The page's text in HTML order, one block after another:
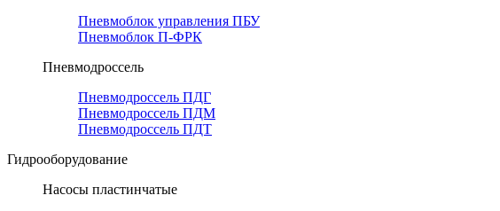
Пневмоблок управления ПБУ
Пневмоблок П-ФРК
Пневмодроссель
Пневмодроссель ПДГ
Пневмодроссель ПДМ
Пневмодроссель ПДТ
Гидрооборудование
Насосы пластинчатые